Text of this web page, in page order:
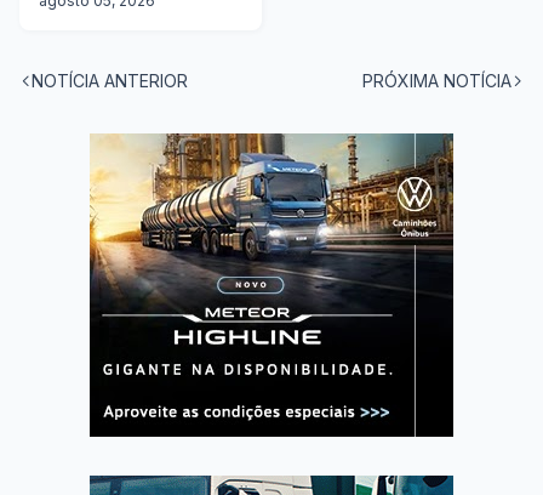
NOTÍCIA ANTERIOR PRÓXIMA NOTÍCIA